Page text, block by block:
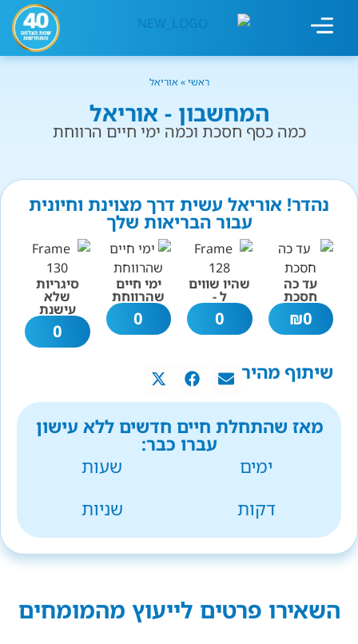
ראשי» אוריאל
המחשבון - אוריאל
כמה כסף חסכת וכמה ימי חיים הרווחת
נהדר! אוריאל עשית דרך מצוינת וחיונית
עבור הבריאות שלך
עד כה
חסכת
0
₪
שהיו שווים
ל -
0
ימי חיים
שהרווחת
0
סיגריות
שלא
עישנת
0
שיתוף מהיר
מאז שהתחלת חיים חדשים ללא עישון
עברו כבר:
ימים
שעות
דקות
שניות
השאירו פרטים לייעוץ מהמומחים